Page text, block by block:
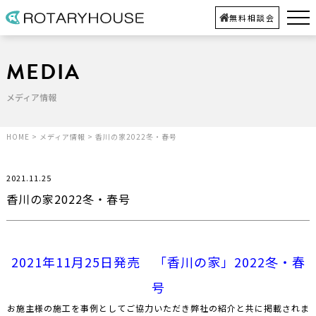
無料相談会
MEDIA
メディア情報
HOME > メディア情報 > 香川の家2022冬・春号
香川の家2022冬・春号
2021.11.25
2021年11月25日発売 「香川の家」2022冬・春
号
お施主様の施工を事例としてご協力いただき弊社の紹介と共に掲載されま